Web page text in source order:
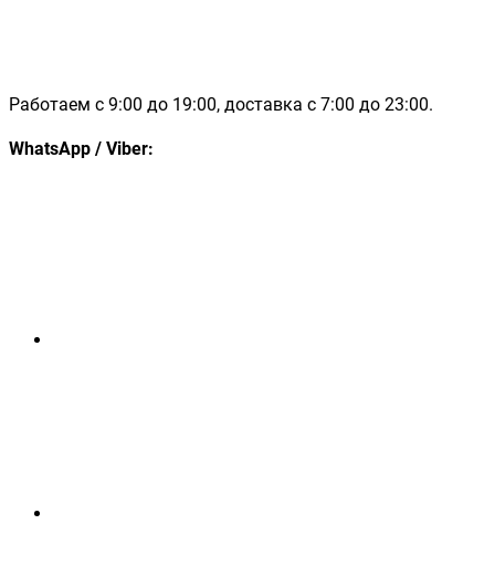
Работаем с 9:00 до 19:00, доставка с 7:00 до 23:00.
WhatsApp / Viber: